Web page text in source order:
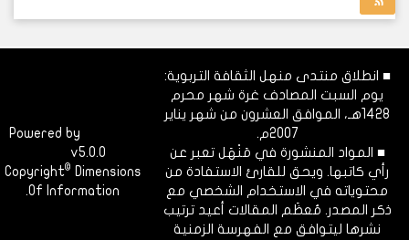
■ انطلاق منتدى منهل الثقافة التربوية:
يوم السبت المصادف غرة شهر محرم
1428هـ، الموافق العشرون من شهر يناير
2007م.
■ المواد المنشورة في مَنْهَل تعبر عن
رأي كاتبها. ويحق للقارئ الاستفادة من
محتوياته في الاستخدام الشخصي مع
ذكر المصدر. مُعظَم المقالات أعيد ترتيب
نشرها ليتوافق مع الفهرسة الزمنية
Powered by
v5.0.0
Copyright©
Dimensions
Of Information.